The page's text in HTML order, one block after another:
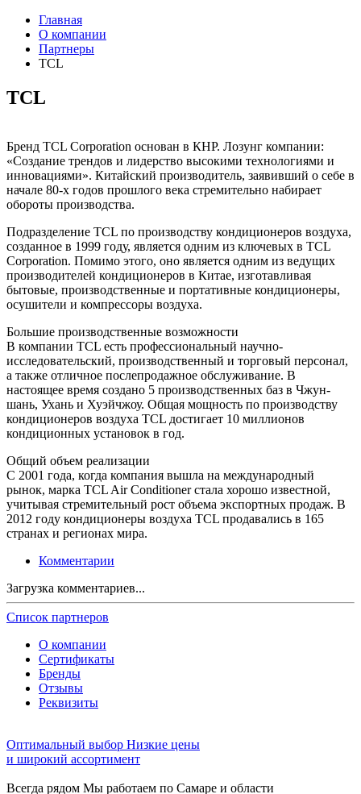
Главная
О компании
Партнеры
TCL
TCL
Бренд TCL Corporation основан в КНР. Лозунг компании:
«Создание трендов и лидерство высокими технологиями и
инновациями». Китайский производитель, заявивший о себе в
начале 80-х годов прошлого века стремительно набирает
обороты производства.
Подразделение TCL по производству кондиционеров воздуха,
созданное в 1999 году, является одним из ключевых в TCL
Corporation. Помимо этого, оно является одним из ведущих
производителей кондиционеров в Китае, изготавливая
бытовые, производственные и портативные кондиционеры,
осушители и компрессоры воздуха.
Большие производственные возможности
В компании TCL есть профессиональный научно-
исследовательский, производственный и торговый персонал,
а также отличное послепродажное обслуживание. В
настоящее время создано 5 производственных баз в Чжун-
шань, Ухань и Хуэйчжоу. Общая мощность по производству
кондиционеров воздуха TCL достигает 10 миллионов
кондиционных установок в год.
Общий объем реализации
С 2001 года, когда компания вышла на международный
рынок, марка TCL Air Conditioner стала хорошо известной,
учитывая стремительный рост объема экспортных продаж. В
2012 году кондиционеры воздуха TCL продавались в 165
странах и регионах мира.
Комментарии
Загрузка комментариев...
Список партнеров
О компании
Сертификаты
Бренды
Отзывы
Реквизиты
Оптимальный выбор Низкие цены
и широкий ассортимент
Всегда рядом Мы работаем по Самаре и области